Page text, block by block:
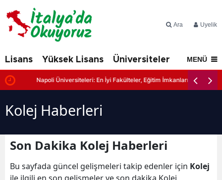
Ara Üyelik
Lisans Yüksek Lisans Üniversiteler İtalya'da
MENÜ
Napoli Üniversiteleri: En İyi Fakülteler, Eğitim İmkanları ve Başvuru
Kolej Haberleri
Son Dakika Kolej Haberleri
Bu sayfada güncel gelişmeleri takip edenler için Kolej